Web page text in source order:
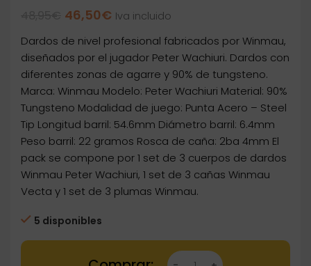
El
original
era:
48,95€.
46,50€ El
actual
es:
46,50€.
Iva incluido
Dardos de nivel profesional fabricados por Winmau,
diseñados por el jugador Peter Wachiuri. Dardos con
diferentes zonas de agarre y 90% de tungsteno.
Marca: Winmau Modelo: Peter Wachiuri Material: 90%
Tungsteno Modalidad de juego: Punta Acero – Steel
Tip Longitud barril: 54.6mm Diámetro barril: 6.4mm
Peso barril: 22 gramos Rosca de caña: 2ba 4mm El
pack se compone por 1 set de 3 cuerpos de dardos
Winmau Peter Wachiuri, 1 set de 3 cañas Winmau
Vecta y 1 set de 3 plumas Winmau.
5 disponibles
Dartstore Dardos Winmau Peter Wachiuri